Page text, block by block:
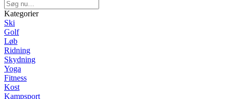
Kategorier
Ski
Golf
Løb
Ridning
Skydning
Yoga
Fitness
Kost
Kampsport